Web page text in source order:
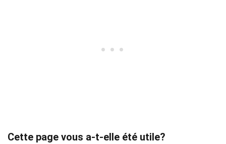
Cette page vous a-t-elle été utile?